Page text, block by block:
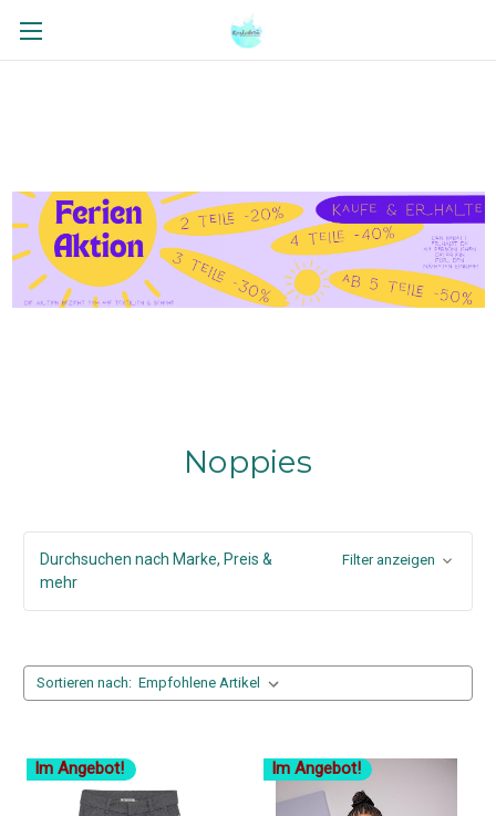
Noppies
Durchsuchen nach Marke, Preis &
mehr
Filter anzeigen
Sortieren nach:
Im Angebot! Im Angebot!